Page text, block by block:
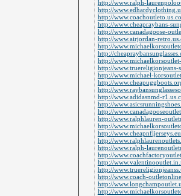
http://www.ralph-
http://
http://
http://www.cheapraybans-
http://www.canadagoose-
http://www.airjordan-
http://
http://
http://
http://www.truereligionjeans-
http://www.michael-
http://
http://
http://www.adidasnmd-
http://
http://
http://www.ralphlauren-
http://
http://
http://
http://www.ralph-
http://
http://
http://
http://www.coach-
http://
http://